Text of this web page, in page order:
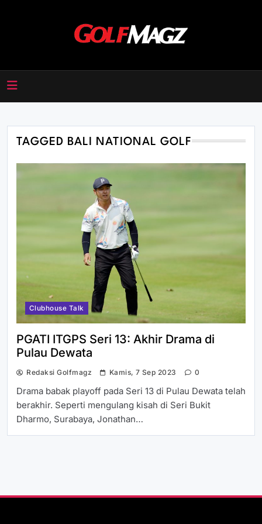
TAGGED BALI NATIONAL GOLF
Clubhouse Talk
PGATI ITGPS Seri 13: Akhir Drama di
Pulau Dewata
Redaksi Golfmagz Kamis, 7 Sep 2023 0
Drama babak playoff pada Seri 13 di Pulau Dewata telah
berakhir. Seperti mengulang kisah di Seri Bukit
Dharmo, Surabaya, Jonathan…